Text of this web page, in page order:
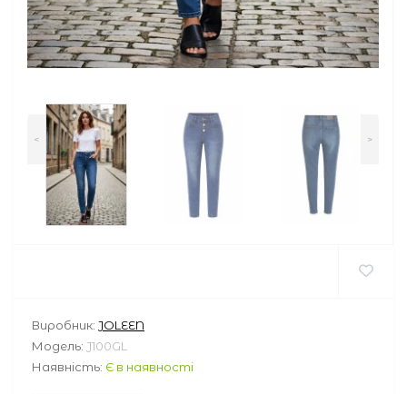
< >
Виробник: JOLEEN
Модель: J100GL
Наявність: Є в наявності